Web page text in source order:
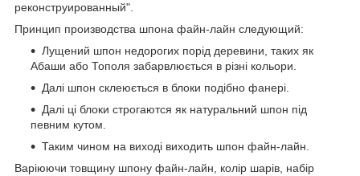
реконструированный".
Принцип производства шпона файн-лайн следующий:
Лущений шпон недорогих порід деревини, таких як
Абаши або Тополя забарвлюється в різні кольори.
Далі шпон склеюється в блоки подібно фанері.
Далі ці блоки строгаются як натуральний шпон під
певним кутом.
Таким чином на виході виходить шпон файн-лайн.
Варіюючи товщину шпону файн-лайн, колір шарів, набір